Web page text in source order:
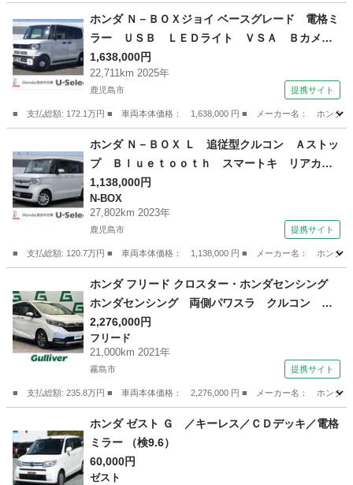
ホンダ Ｎ－ＢＯＸジョイ ベースグレード 電格ミ
ラー ＵＳＢ ＬＥＤライト ＶＳＡ Ｂカメ
ラ パワーステアリング スマートキー 点検記
録簿 フルセグＴＶ サイドカーテンエアバッ
ク ＡＢＳ アイドリングストップ パワーウィ
ンドウ （検10.11）
1,638,000円
22,711km 2025年
鹿児島市 提携サイト
■ 支払総額: 172.1万円 ■ 車両本体価格： 1,638,000 円 ■ メーカー名： ホン
鹿児島市 ホンダ
ホンダ Ｎ－ＢＯＸ Ｌ 追従型クルコン Ａストッ
プ Ｂｌｕｅｔｏｏｔｈ スマートキ リアカメ
ラ レーンキープ ＬＥＤヘッドライト フルセ
グＴＶ パワステ Ｓヒーター Ｄレコ ＵＳ
Ｂ ＤＶＤ ＶＳＡ ＰＷ Ｗエアバッグ （検9.
1,138,000円
N-BOX
27,802km 2023年
鹿児島市 提携サイト
■ 支払総額: 120.7万円 ■ 車両本体価格： 1,138,000 円 ■ メーカー名： ホン
鹿児島市 N-BOX
ホンダ フリード クロスター・ホンダセンシング
ホンダセンシング 両側パワスラ クルコン Ａ
ＡＣ ＬＥＤヘッドライト ハーフレザーシー
ト シートヒーター 純正１５インチアルミホイ
ール ルーフレール アイドリングストップ Ｕ
2,276,000円
フリード
21,000km 2021年
霧島市 提携サイト
■ 支払総額: 235.8万円 ■ 車両本体価格： 2,276,000 円 ■ メーカー名： ホンダ
フリード
ホンダ ゼスト Ｇ ／キーレス／ＣＤデッキ／電格
ミラー （検9.6）
60,000円
ゼスト